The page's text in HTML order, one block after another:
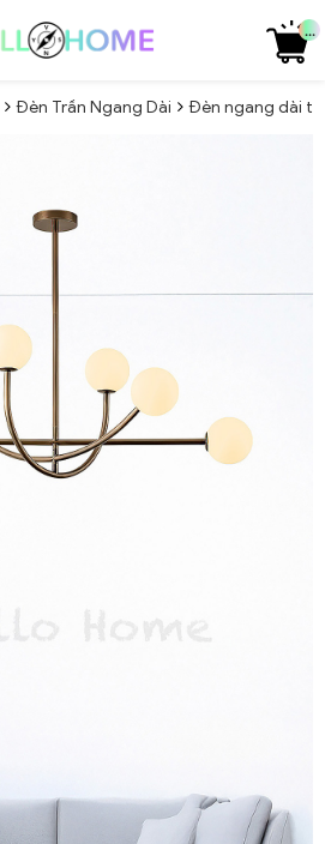
...
Đèn Trần Ngang Dài Đèn ngang dài